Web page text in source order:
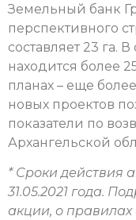
Земельный банк
перспективного
составляет 23 га.
находится более
планах – еще
новых проектов
показатели по
Архангельской
* Сроки действия
31.05.2021 года.
акции, о